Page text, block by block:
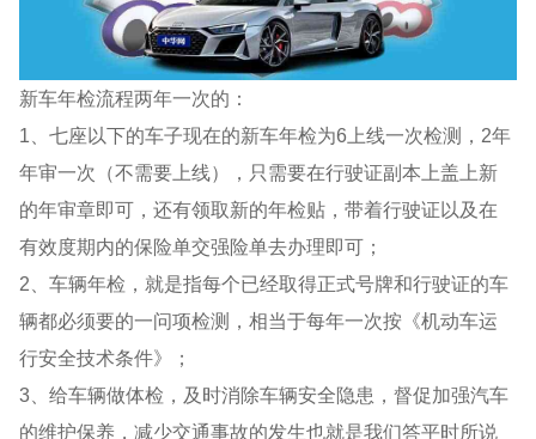
新车年检流程两年一次的：
1、七座以下的车子现在的新车年检为6上线一次检测，2年
年审一次（不需要上线），只需要在行驶证副本上盖上新
的年审章即可，还有领取新的年检贴，带着行驶证以及在
有效度期内的保险单交强险单去办理即可；
2、车辆年检，就是指每个已经取得正式号牌和行驶证的车
辆都必须要的一问项检测，相当于每年一次按《机动车运
行安全技术条件》；
3、给车辆做体检，及时消除车辆安全隐患，督促加强汽车
的维护保养，减少交通事故的发生也就是我们答平时所说